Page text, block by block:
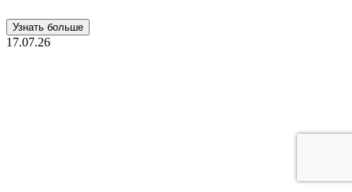
Узнать больше
17.07.26